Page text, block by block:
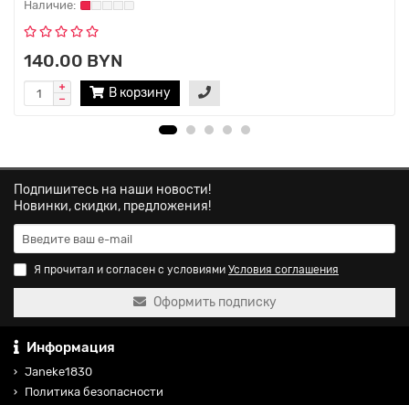
140.00 BYN
В корзину
Подпишитесь на наши новости!
Новинки, скидки, предложения!
Я прочитал и согласен с условиями Условия соглашения
Оформить подписку
Информация
Janeke1830
Политика безопасности